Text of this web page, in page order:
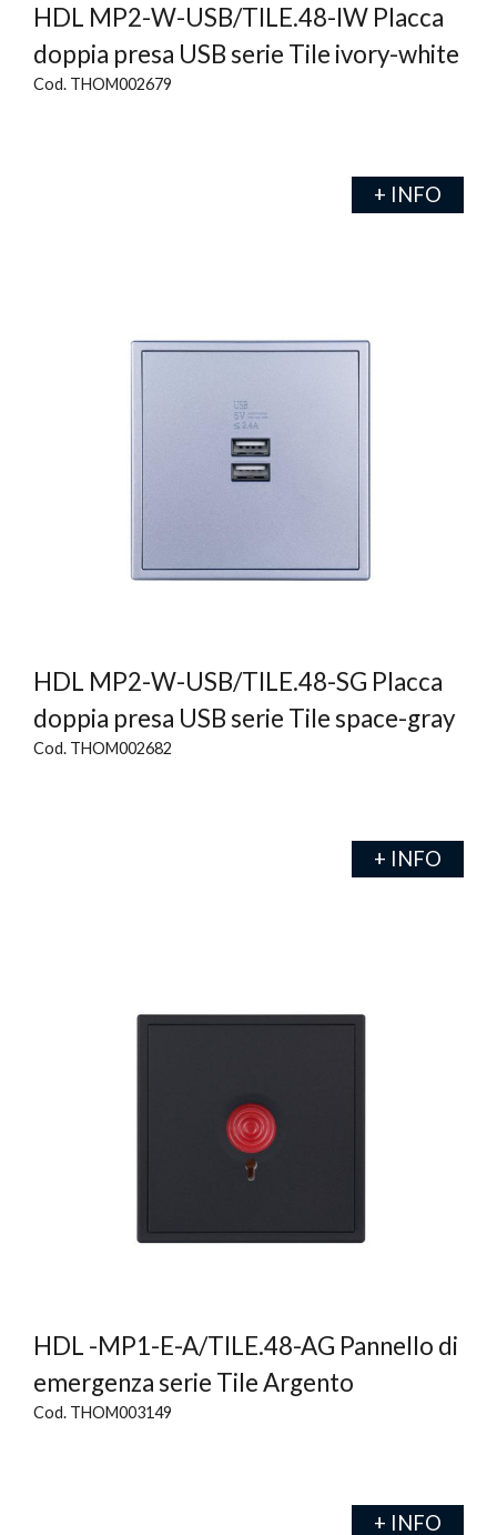
HDL MP2-W-USB/TILE.48-IW Placca
doppia presa USB serie Tile ivory-white
Cod. THOM002679
+ INFO
HDL MP2-W-USB/TILE.48-SG Placca
doppia presa USB serie Tile space-gray
Cod. THOM002682
+ INFO
HDL -MP1-E-A/TILE.48-AG Pannello di
emergenza serie Tile Argento
Cod. THOM003149
+ INFO